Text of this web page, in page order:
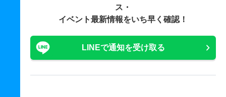
ス・
イベント最新情報をいち早く確認！
LINEで通知を受け取る